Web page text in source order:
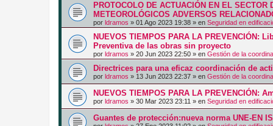
PROTOCOLO DE ACTUACIÓN EN EL
METEOROLÓGICOS ADVERSOS
por ldramos » 01 Ago 2023 19:38 » en Seguridad en
NUEVOS TIEMPOS PARA LA PREVENCIÓN:
Preventiva de las obras sin proyecto
por ldramos » 20 Jun 2023 22:50 » en Gestión de la
Directrices para una eficaz coordinación de
por ldramos » 13 Jun 2023 22:37 » en Gestión de la
NUEVOS TIEMPOS PARA LA PREVENCIÓN:
por ldramos » 30 Mar 2023 23:11 » en Seguridad en
Guantes de protección:nueva norma UNE-EN